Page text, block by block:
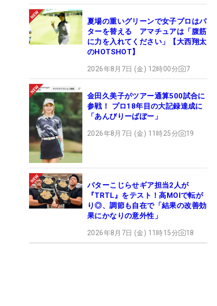
夏場の重いグリーンで女子プロはパ
ターを替える アマチュアは「腹筋
に力を入れてください」【大西翔太
のHOTSHOT】
2026年8月7日 (金) 12時00分 7
金田久美子がツアー通算500試合に
参戦！ プロ18年目の大記録達成に
「あんびりーばぼー」
2026年8月7日 (金) 11時25分 19
パターこじらせギア担当2人が
『TRTL』をテスト！高MOIで転が
り◎、調節も自在で「結果の改善効
果にかなりの意外性」
2026年8月7日 (金) 11時15分 18